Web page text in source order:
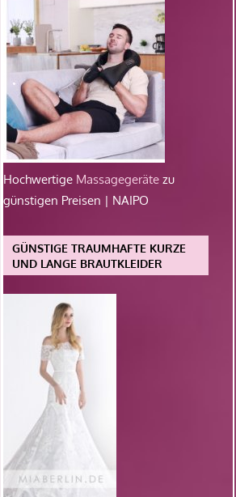
Hochwertige Massagegeräte zu
günstigen Preisen | NAIPO
GÜNSTIGE TRAUMHAFTE KURZE
UND LANGE BRAUTKLEIDER